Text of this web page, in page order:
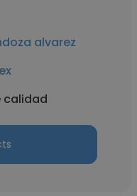
alvarez
calidad